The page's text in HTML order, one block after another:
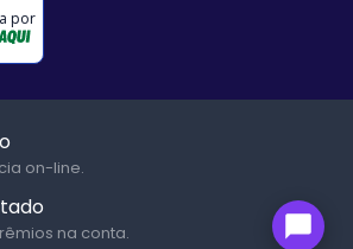
por
on-line.
na conta.